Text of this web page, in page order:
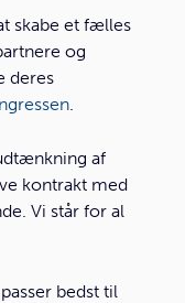
skabe et fælles
og
deres
.
af
kontrakt med
Vi står for al
bedst til